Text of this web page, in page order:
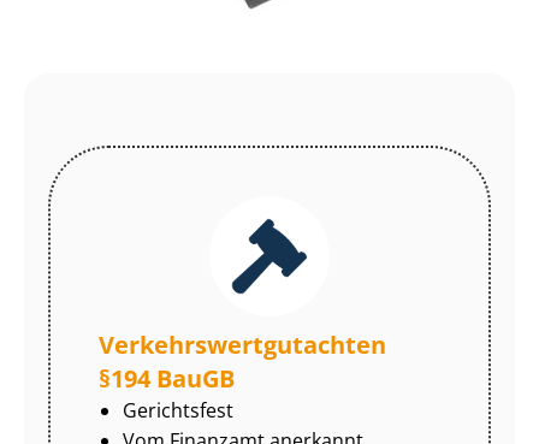
Ver­kehrs­wert­gut­ach­ten
§194 BauGB
Gerichtsfest